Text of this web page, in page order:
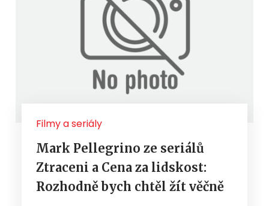
Filmy a seriály
Mark Pellegrino ze seriálů
Ztraceni a Cena za lidskost:
Rozhodně bych chtěl žít věčně